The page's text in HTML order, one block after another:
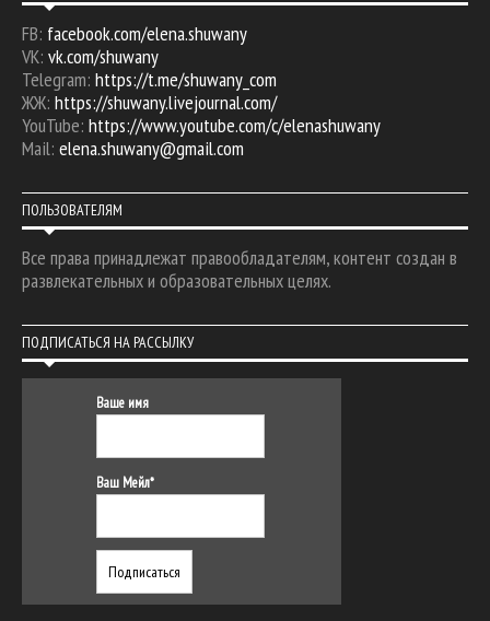
FB: facebook.com/elena.shuwany
VK: vk.com/shuwany
Telegram: https://t.me/shuwany_com
ЖЖ: https://shuwany.livejournal.com/
YouTube: https://www.youtube.com/c/elenashuwany
Mail: elena.shuwany@gmail.com
ПОЛЬЗОВАТЕЛЯМ
Все права принадлежат правообладателям, контент создан в
развлекательных и образовательных целях.
ПОДПИСАТЬСЯ НА РАССЫЛКУ
Ваше имя
Ваш Мейл*